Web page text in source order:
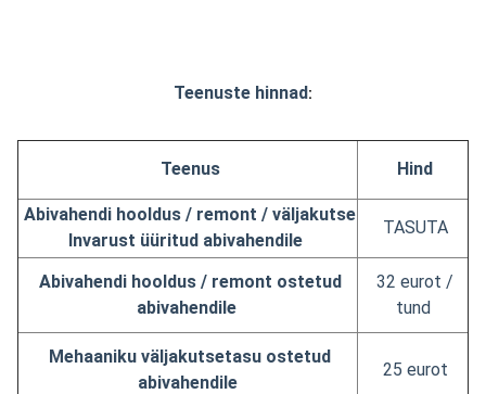
Teenuste hinnad:
Teenus Hind
Abivahendi hooldus / remont / väljakutse
Invarust üüritud abivahendile
TASUTA
Abivahendi hooldus / remont ostetud
abivahendile
32 eurot /
tund
Mehaaniku väljakutsetasu ostetud
abivahendile
25 eurot